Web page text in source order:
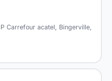
Carrefour acatel, Bingerville,